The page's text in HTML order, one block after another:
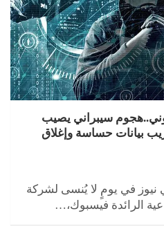
سيبراني يصيب
بيانات حساسة وإغلاق
في يومٍ لا يُنسى لشركة
الرائدة فيسبوك،…